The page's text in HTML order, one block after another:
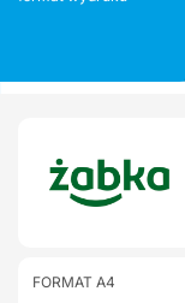
FORMAT A4